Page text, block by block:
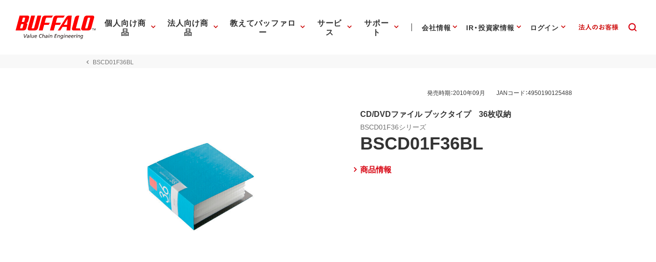
個人向け商
品
法人向け商
品
教えてバッファロ
ー
サービ
ス
サポー
ト 会社情報 IR・投資家情報 ログイン
BSCD01F36BL
発売時期：2010年09月 JANコード：4950190125488
CD/DVDファイル ブックタイプ 36枚収納
BSCD01F36シリーズ
BSCD01F36BL
商品情報